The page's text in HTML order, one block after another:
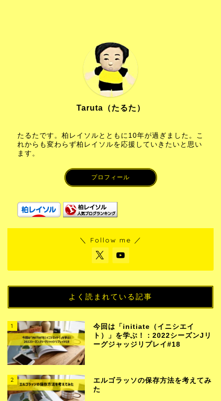
Taruta（たるた）
たるたです。柏レイソルとともに10年が過ぎました。こ
れからも変わらず柏レイソルを応援していきたいと思い
ます。
プロフィール
＼ Follow me ／
よく読まれている記事
1
今回は「initiate（イニシエイ
ト）」を学ぶ！：2022シーズンJリ
ーグジャッジリプレイ#18
2
エルゴラッソの保存方法を考えてみ
た